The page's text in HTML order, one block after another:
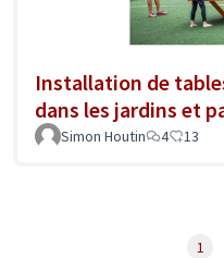
Installation de
dans les jardins et
Simon Houtin 4 13
1